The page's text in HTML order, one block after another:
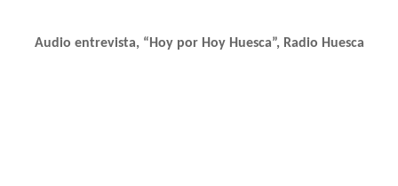
Audio entrevista, “Hoy por Hoy Huesca”, Radio Huesca